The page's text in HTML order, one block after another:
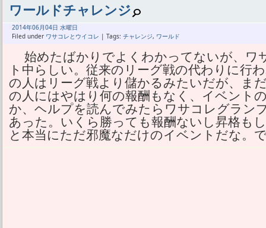
ワールドチャレンジ
2014年06月04日 水曜日
Filed under ワサコレとウイコレ | Tags: チャレンジ, ワールド
始めたばかりでよくわかってないが、ワ
ト中らしい。従来のリーグ戦の代わりに行
の人はリーグ戦より儲かるみたいだが、ま
の人にはやはり何の報酬もなく、イベント
か、ヘルプを読んでみたらワサコレグラン
あった。いくら勝っても報酬ないし昇格も
と本当にただ邪魔なだけのイベントだな。